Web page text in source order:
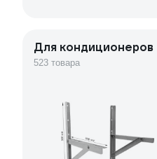
Для кондиционеров
523 товара